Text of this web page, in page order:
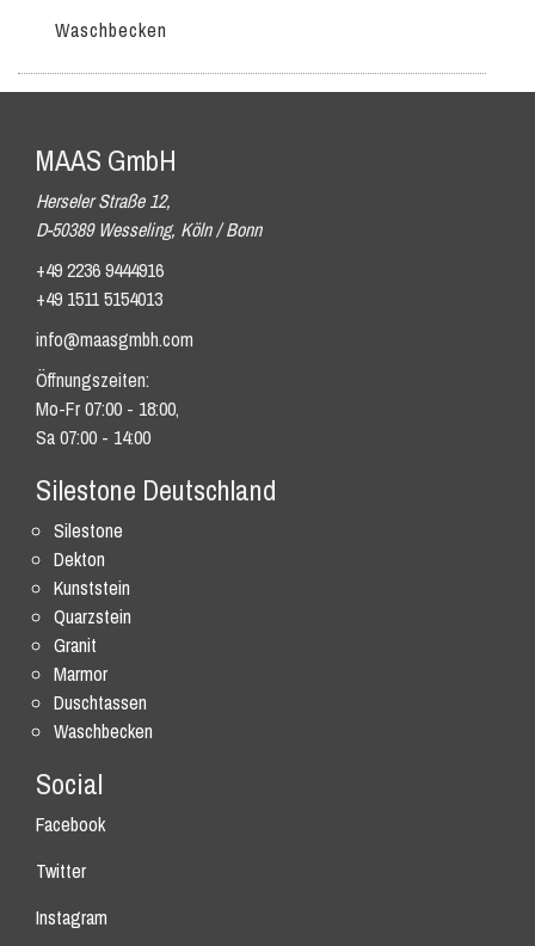
Waschbecken
MAAS GmbH
Herseler Straße 12,
D-50389 Wesseling, Köln / Bonn
+49 2236 9444916
+49 1511 5154013
info@maasgmbh.com
Öffnungszeiten:
Mo-Fr 07:00 - 18:00,
Sa 07:00 - 14:00
Silestone Deutschland
Silestone
Dekton
Kunststein
Quarzstein
Granit
Marmor
Duschtassen
Waschbecken
Social
Facebook
Twitter
Instagram